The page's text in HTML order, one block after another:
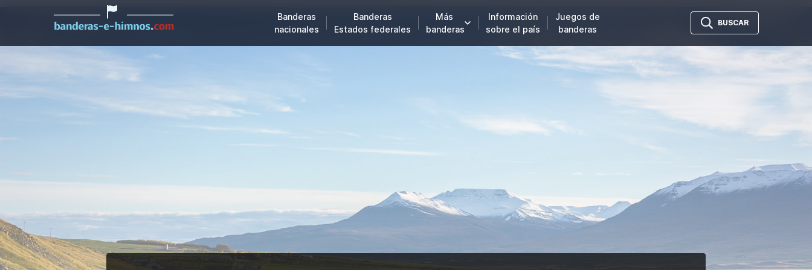
Banderas
nacionales
Banderas
Estados federales
Más
banderas
Información
sobre el país
Juegos de
banderas
BUSCAR